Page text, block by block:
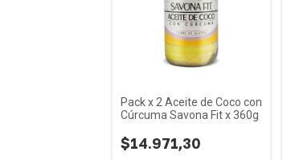
Pack x 2 Aceite de Coco con
Cúrcuma Savona Fit x 360g
$14.971,30